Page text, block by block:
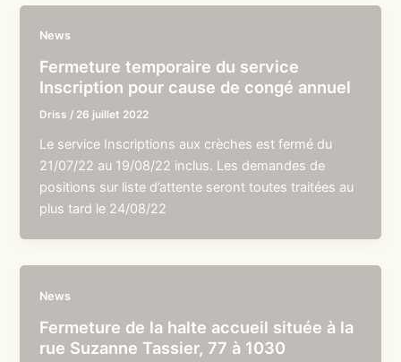
News
Fermeture temporaire du service
Inscription pour cause de congé annuel
Driss / 26 juillet 2022
Le service Inscriptions aux crèches est fermé du
21/07/22 au 19/08/22 inclus. Les demandes de
positions sur liste d’attente seront toutes traitées au
plus tard le 24/08/22
News
Fermeture de la halte accueil située à la
rue Suzanne Tassier, 77 à 1030